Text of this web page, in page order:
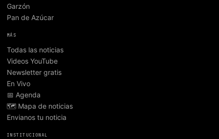
Garzón
Pan de Azúcar
MÁS
Todas las noticias
Videos YouTube
Newsletter gratis
En Vivo
📅 Agenda
🗺️ Mapa de noticias
Envianos tu noticia
INSTITUCIONAL